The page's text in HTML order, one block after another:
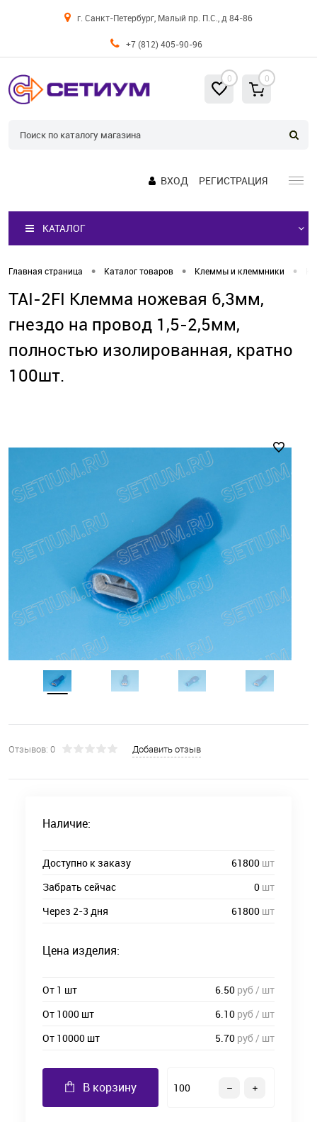
г. Санкт-Петербург, Малый пр. П.С., д 84-86
+7 (812) 405-90-96
0 0
ВХОД РЕГИСТРАЦИЯ
КАТАЛОГ
Главная страница • Каталог товаров • Клеммы и клеммники •
TAI-2FI Клемма ножевая 6,3мм,
гнездо на провод 1,5-2,5мм,
полностью изолированная, кратно
100шт.
Отзывов: 0 Добавить отзыв
Наличие:
Доступно к заказу 61800 шт
Забрать сейчас
0 шт
Через 2-3 дня
61800 шт
Цена изделия:
От 1 шт 6.50 руб / шт
От 1000 шт
6.10 руб / шт
От 10000 шт
5.70 руб / шт
В корзину